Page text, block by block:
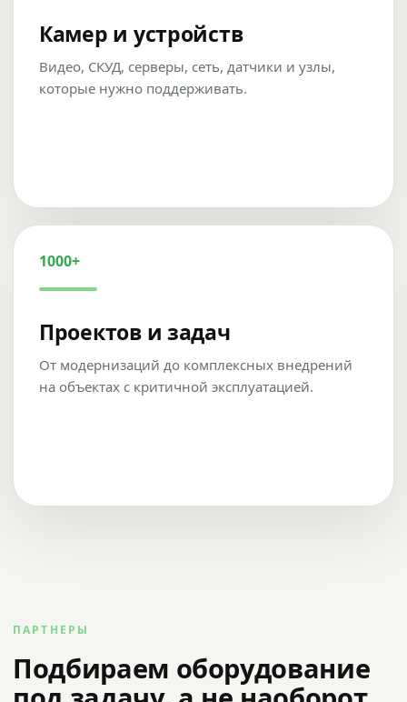
Камер и устройств
Видео, СКУД, серверы, сеть, датчики и узлы,
которые нужно поддерживать.
1000+
Проектов и задач
От модернизаций до комплексных внедрений
на объектах с критичной эксплуатацией.
ПАРТНЕРЫ
Подбираем оборудование